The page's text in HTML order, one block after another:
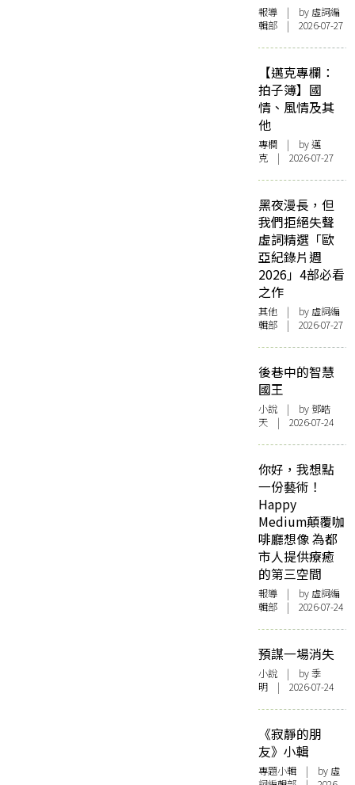
報導 | by 虛詞編
輯部 | 2026-07-27
【邁克專欄：
拍子簿】國
情、風情及其
他
專欄 | by邁
克 | 2026-07-27
黑夜漫長，但
我們拒絕失聲
虛詞精選「歐
亞紀錄片週
2026」4部必看
之作
其他 | by 虛詞編
輯部 | 2026-07-27
後巷中的智慧
國王
小說 | by 鄧皓
天 | 2026-07-24
你好，我想點
一份藝術！
Happy
Medium顛覆咖
啡廳想像 為都
市人提供療癒
的第三空間
報導 | by 虛詞編
輯部 | 2026-07-24
預謀一場消失
小說 | by 季
明 | 2026-07-24
《寂靜的朋
友》小輯
專題小輯 | by 虛